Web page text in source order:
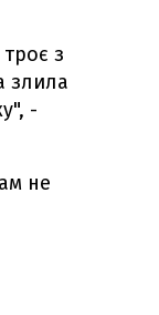
з
злила
-
не